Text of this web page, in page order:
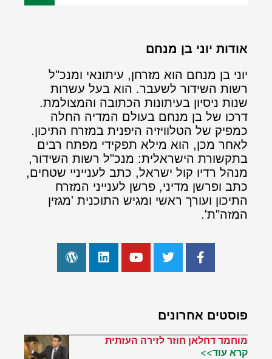
אודות יוני בן מנחם
יוני בן מנחם הוא מזרחן, עיתונאי ומנכ"ל
רשות השידור לשעבר. הוא בעל עשרות
שנות ניסיון בעיתונות הכתובה והמצולמת.
דרכו של בן מנחם בעולם המדיה החלה
כמפיק של הטלוויזיה היפנית במזרח התיכון.
לאחר מכן, הוא מילא תפקידי מפתח רבים
בתקשורת הישראלית: מנכ"ל רשות השידור,
מנהל רדיו קול ישראל, כתב לענייניי שטחים,
כתב ופרשן מדיני, פרשן לענייני המזרח
התיכון ועורך ראשי ומגיש התוכנית 'מגזין
המזה"ת'.
פוסטים אחרונים
מוחמד דחלאן חוזר לזירה העזתית
קרא עוד>>